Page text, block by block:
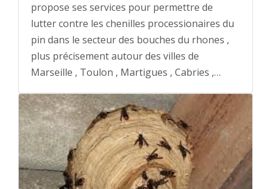
propose ses services pour permettre de
lutter contre les chenilles processionaires du
pin dans le secteur des bouches du rhones ,
plus précisement autour des villes de
Marseille , Toulon , Martigues , Cabries ,…